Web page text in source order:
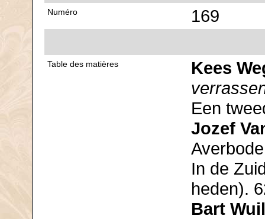
Numéro 169
Table des matières
Kees
Een
Jozef
In de
heden).
Bart